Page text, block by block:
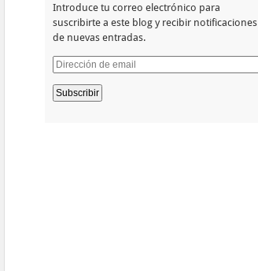
Introduce tu correo electrónico para
suscribirte a este blog y recibir notificaciones
de nuevas entradas.
Dirección
email